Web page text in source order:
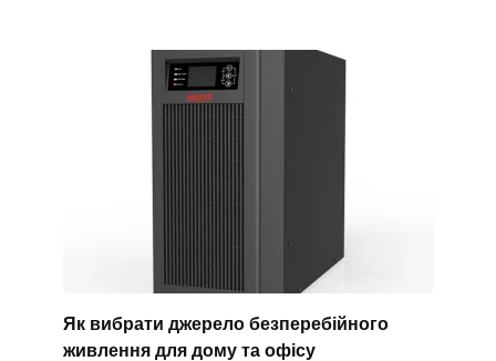
Як вибрати джерело безперебійного
живлення для дому та офісу